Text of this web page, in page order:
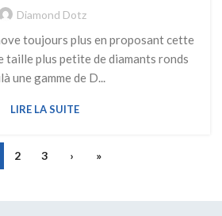
Diamond Dotz
toujours plus en proposant cette
taille plus petite de diamants ronds
une gamme de D...
LIRE LA SUITE
2 3 › »